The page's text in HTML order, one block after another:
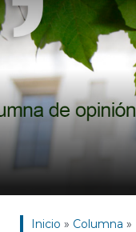
Inicio » Columna »